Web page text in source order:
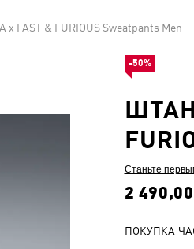
x FAST & FURIOUS Sweatpants Men
Станьте
2
ПОКУПКА
-50%